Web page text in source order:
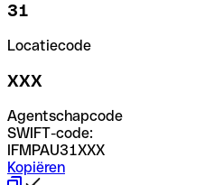
31
Locatiecode
XXX
Agentschapcode
SWIFT-code:
IFMPAU31XXX
Kopiëren